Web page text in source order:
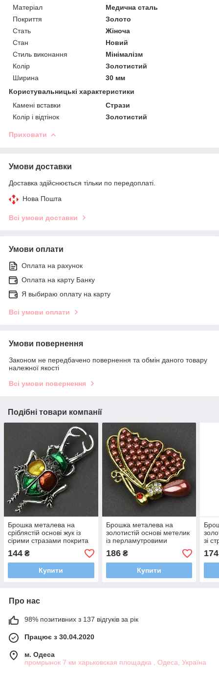
Матеріал
Медична сталь
Покриття
Золото
Стать
Жіноча
Стан
Новий
Стиль виконання
Мінімалізм
Колір
Золотистий
Ширина
30 мм
Користувальницькі характеристики
Камені вставки
Стрази
Колір і відтінок
Золотистий
Приховати
Умови доставки
Доставка здійснюється тільки по передоплаті.
Нова Пошта
Всі умови доставки
Умови оплати
Оплата на рахунок
Оплата на карту Банку
Я выбираю оплату на карту
Всі умови оплати
Умови повернення
Законом не передбачено повернення та обмін даного товару
належної якості
Всі умови повернення
Подібні товари компанії
Брошка металева на
сріблястій основі жук із
сірими стразами покрита
кольоровою емаллю
розмір 60х30 мм
144 ₴
Купити
Брошка металева на
золотистій основі метелик
із перламутровими
намистинами та стразами
розмір 45х30 мм
186₴
Купити
зі
174
Про нас
98% позитивних з 137 відгуків за рік
Працює з 30.04.2020
м. Одеса
промрынок 7 км харьковская площадка , Одеса, Україна